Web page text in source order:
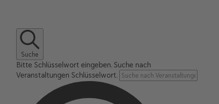
Suche
Bitte Schlüsselwort eingeben. Suche nach
Veranstaltungen Schlüsselwort.